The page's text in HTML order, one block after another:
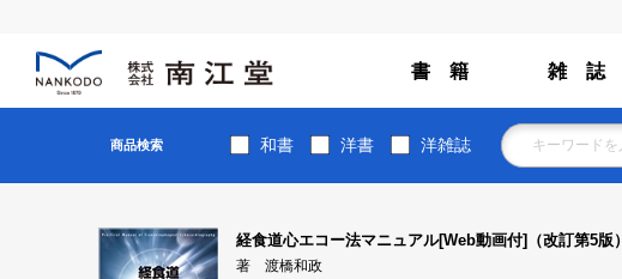
書 籍 雑 誌
商品検索 和書 洋書 洋雑誌
経食道心エコー法マニュアル[Web動画付]（改訂第5版）
著 渡橋和政